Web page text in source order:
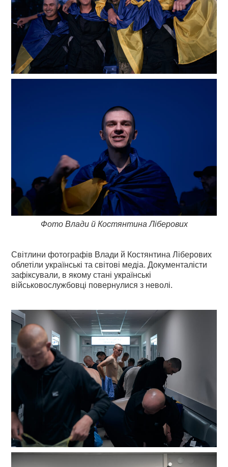
Фото Влади й Костянтина Ліберових
Світлини фотографів Влади й Костянтина Ліберових
облетіли українські та світові медіа. Документалісти
зафіксували, в якому стані українські
військовослужбовці повернулися з неволі.